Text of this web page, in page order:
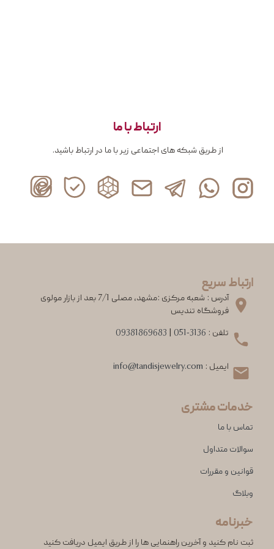
ارتباط با ما
از طریق شبکه های اجتماعی زیر با ما در ارتباط باشید.
ارتباط سریع
آدرس : شعبه مرکزی :مشهد، مصلی 7/1 بعد از بازار مولوی
فروشگاه تندیس
تلفن : 051-3136
09381869683
ایمیل : info@tandisjewelry.com
خدمات مشتری
تماس با ما
سوالات متداول
قوانین و مقررات
وبلاگ
خبرنامه
ثبت نام کنید و آخرین راهنمایی ها را از طریق ایمیل دریافت کنید